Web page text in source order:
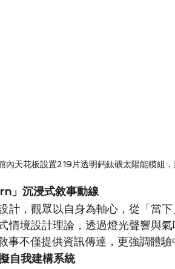
內天花板設置219片透明鈣鈦礦太陽能模組，
」沉浸式敘事動線
計，觀眾以自身為軸心，從「當
情境設計理論，透過燈光聲響與
事不僅提供資訊傳達，更強調體驗
自我建構系統